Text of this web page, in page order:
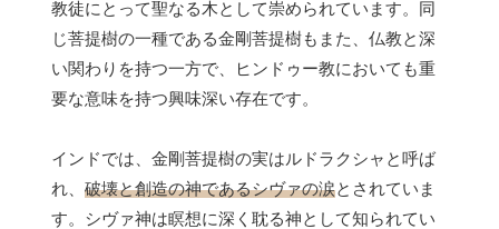
教徒にとって聖なる木として崇められています。同
じ菩提樹の一種である金剛菩提樹もまた、仏教と深
い関わりを持つ一方で、ヒンドゥー教においても重
要な意味を持つ興味深い存在です。
インドでは、金剛菩提樹の実はルドラクシャと呼ば
れ、 破壊と創造の神であるシヴァの涙とされていま
す。シヴァ神は瞑想に深く耽る神として知られてい